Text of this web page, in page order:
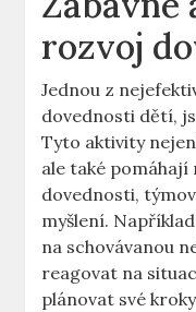
rozvoj
Jednou z
dovednosti dětí,
Tyto aktivity
ale také
dovednosti,
myšlení.
na schovávanou
reagovat na
plánovat své